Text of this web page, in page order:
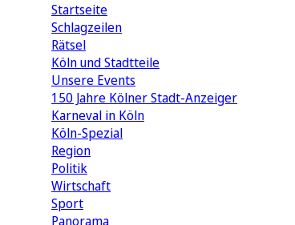
Startseite
Schlagzeilen
Rätsel
Köln und Stadtteile
Unsere Events
150 Jahre Kölner Stadt-Anzeiger
Karneval in Köln
Köln-Spezial
Region
Politik
Wirtschaft
Sport
Panorama